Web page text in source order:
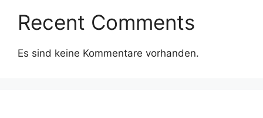
Recent Comments
Es sind keine Kommentare vorhanden.